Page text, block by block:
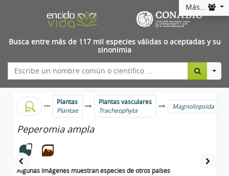
Más...
Busca entre más de 117 mil especies válidas o aceptadas y su
sinonimia
Plantas
Plantae
Plantas vasculares
Tracheophyta
Magnoliopsida
Peperomia ampla
Algunas imágenes muestran especies de otros países